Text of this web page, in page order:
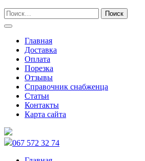
Главная
Доставка
Оплата
Порезка
Отзывы
Справочник снабженца
Статьи
Контакты
Карта сайта
067 572 32 74